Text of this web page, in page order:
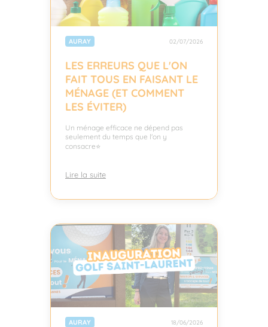
AURAY 02/07/2026
LES ERREURS QUE L'ON
FAIT TOUS EN FAISANT LE
MÉNAGE (ET COMMENT
LES ÉVITER)
Un ménage efficace ne dépend pas
seulement du temps que l'on y
consacre⭐
Lire la suite
AURAY 18/06/2026